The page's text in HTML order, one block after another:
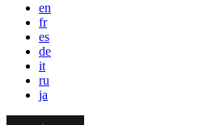
en
fr
es
de
it
ru
ja